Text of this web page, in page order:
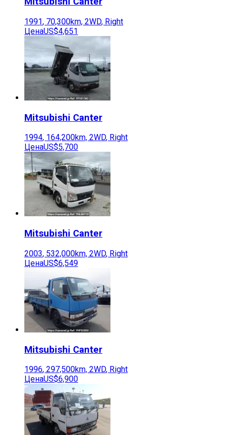
1991, 70,300km, 2WD, Right
ЦенаUS$4,651
Mitsubishi Canter
1994, 164,200km, 2WD, Right
ЦенаUS$5,700
Mitsubishi Canter
2003, 532,000km, 2WD, Right
ЦенаUS$6,549
Mitsubishi Canter
1996, 297,500km, 2WD, Right
ЦенаUS$6,900